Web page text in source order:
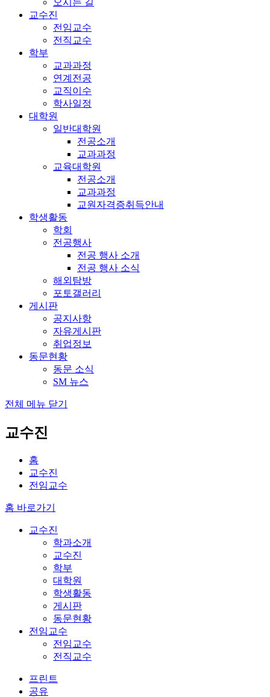
교수진
전임교수
전직교수
학부
교과과정
연계전공
교직이수
학사일정
대학원
일반대학원
전공소개
교과과정
교육대학원
전공소개
교과과정
교원자격증취득안내
학생활동
학회
전공행사
전공 행사 소개
전공 행사 소식
해외탐방
포토갤러리
게시판
공지사항
자유게시판
취업정보
동문현황
동문 소식
SM 뉴스
전체 메뉴 닫기
교수진
홈
교수진
전임교수
홈 바로가기
교수진
학과소개
교수진
학부
대학원
학생활동
게시판
동문현황
전임교수
전임교수
전직교수
프린트
공유